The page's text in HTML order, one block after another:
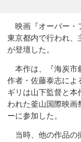
映画『オーバー・
東京都内で行われ、
が登壇した。
本作は、『海炭市
作者・佐藤泰志によ
ギリは山下監督と本
われた釜山国際映画
ーに参加した。
当時、他の作品の